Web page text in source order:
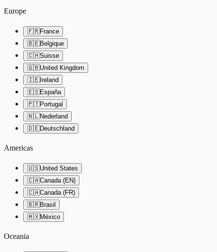
Europe
🇫🇷France
🇧🇪Belgique
🇨🇭Suisse
🇬🇧United Kingdom
🇮🇪Ireland
🇪🇸España
🇵🇹Portugal
🇳🇱Nederland
🇩🇪Deutschland
Americas
🇺🇸United States
🇨🇦Canada (EN)
🇨🇦Canada (FR)
🇧🇷Brasil
🇲🇽México
Oceania